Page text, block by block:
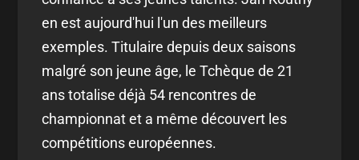
en est aujourd'hui l'un des meilleurs
exemples. Titulaire depuis deux saisons
malgré son jeune âge, le Tchèque de 21
ans totalise déjà 54 rencontres de
championnat et a même découvert les
compétitions européennes.